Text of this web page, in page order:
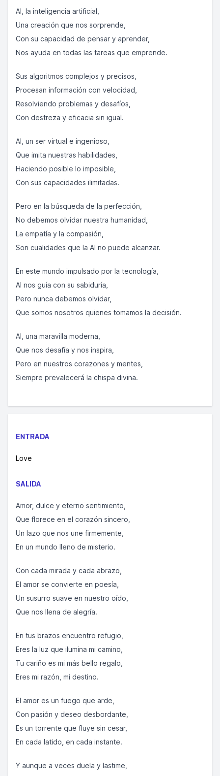
AI, la inteligencia artificial,
Una creación que nos sorprende,
Con su capacidad de pensar y aprender,
Nos ayuda en todas las tareas que emprende.
Sus algoritmos complejos y precisos,
Procesan información con velocidad,
Resolviendo problemas y desafíos,
Con destreza y eficacia sin igual.
AI, un ser virtual e ingenioso,
Que imita nuestras habilidades,
Haciendo posible lo imposible,
Con sus capacidades ilimitadas.
Pero en la búsqueda de la perfección,
No debemos olvidar nuestra humanidad,
La empatía y la compasión,
Son cualidades que la AI no puede alcanzar.
En este mundo impulsado por la tecnología,
AI nos guía con su sabiduría,
Pero nunca debemos olvidar,
Que somos nosotros quienes tomamos la decisión.
AI, una maravilla moderna,
Que nos desafía y nos inspira,
Pero en nuestros corazones y mentes,
Siempre prevalecerá la chispa divina.
ENTRADA
Love
SALIDA
Amor, dulce y eterno sentimiento,
Que florece en el corazón sincero,
Un lazo que nos une firmemente,
En un mundo lleno de misterio.
Con cada mirada y cada abrazo,
El amor se convierte en poesía,
Un susurro suave en nuestro oído,
Que nos llena de alegría.
En tus brazos encuentro refugio,
Eres la luz que ilumina mi camino,
Tu cariño es mi más bello regalo,
Eres mi razón, mi destino.
El amor es un fuego que arde,
Con pasión y deseo desbordante,
Es un torrente que fluye sin cesar,
En cada latido, en cada instante.
Y aunque a veces duela y lastime,